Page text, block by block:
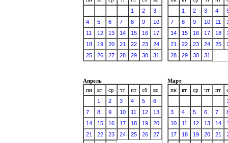
1
2
3
4
5 6 7 8 9
10
11
12 13 14 15 16
17
18
19 20 21 22 23
24
25
26 27 28 29 30 31
1
2 3 4
7
8 9 10 11
14
15 16 17 18
21
22 23 24 25
28
29 30 31
Апрель
пн
вт ср чт пт сб
вс
1
2 3 4 5
6
7
8 9 10 11 12
13
14
15 16 17 18 19
20
21
22 23 24 25 26
27
Март
пн
вт ср чт пт
3
4 5 6 7
10
11 12 13 14
17
18 19 20 21